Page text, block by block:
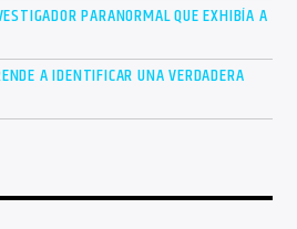
PARANORMAL QUE EXHIBÍA A
A IDENTIFICAR UNA VERDADERA